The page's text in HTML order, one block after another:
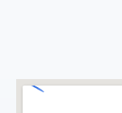
Consiento
con el fin